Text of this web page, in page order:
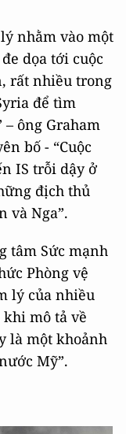
nhằm vào một
dọa tới cuộc
rất nhiều trong
để tìm
ông Graham
bố - “Cuộc
IS trỗi dậy ở
địch thủ
và Nga”.
tâm Sức mạnh
Phòng vệ
lý của nhiều
mô tả về
là một khoảnh
Mỹ”.